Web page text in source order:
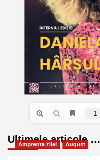
Ultimele articole …
Amprenta zilei August